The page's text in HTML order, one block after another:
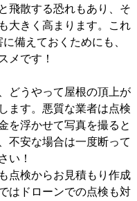
飛散する恐れもあり、そ
大きく高まります。これ
備えておくためにも、
メです！
どうやって屋根の頂上が
ます。悪質な業者は点検
を浮かせて写真を撮ると
不安な場合は一度断って
い！
点検からお見積もり作成
はドローンでの点検も対